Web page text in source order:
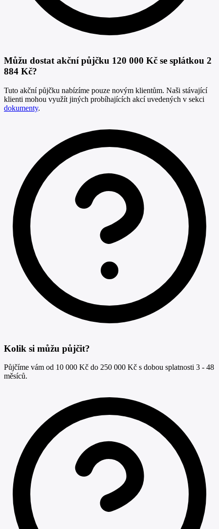
Můžu dostat akční půjčku 120 000 Kč se splátkou 2
884 Kč?
Tuto akční půjčku nabízíme pouze novým klientům. Naši stávající
klienti mohou využít jiných probíhajících akcí uvedených v sekci
dokumenty.
Kolik si můžu půjčit?
Půjčíme vám od 10 000 Kč do 250 000 Kč s dobou splatnosti 3 - 48
měsíců.